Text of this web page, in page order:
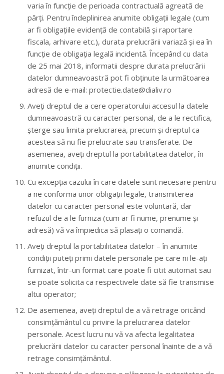
varia în funcție de perioada contractuală agreată de
părți. Pentru îndeplinirea anumite obligații legale (cum
ar fi obligațiile evidență de contabilă și raportare
fiscala, arhivare etc.), durata prelucrării variază și ea în
funcție de obligația legală incidentă. Începând cu data
de 25 mai 2018, informatii despre durata prelucrării
datelor dumneavoastră pot fi obținute la următoarea
adresă de e-mail: protectie.date@dialiv.ro
Aveți dreptul de a cere operatorului accesul la datele
dumneavoastră cu caracter personal, de a le rectifica,
șterge sau limita prelucrarea, precum și dreptul ca
acestea să nu fie prelucrate sau transferate. De
asemenea, aveți dreptul la portabilitatea datelor, în
anumite condiții.
Cu excepția cazului în care datele sunt necesare pentru
a ne conforma unor obligații legale, transmiterea
datelor cu caracter personal este voluntară, dar
refuzul de a le furniza (cum ar fi nume, prenume și
adresă) vă va împiedica să plasați o comandă.
Aveți dreptul la portabilitatea datelor – în anumite
condiții puteți primi datele personale pe care ni le-ați
furnizat, într-un format care poate fi citit automat sau
se poate solicita ca respectivele date să fie transmise
altui operator;
De asemenea, aveți dreptul de a vă retrage oricând
consimțământul cu privire la prelucrarea datelor
personale. Acest lucru nu vă va afecta legalitatea
prelucrării datelor cu caracter personal înainte de a vă
retrage consimțământul.